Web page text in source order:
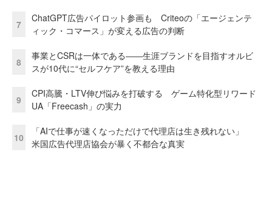
7
ChatGPT広告パイロット参画も Criteoの「エージェンテ
ィック・コマース」が変える広告の判断
8
事業とCSRは一体である――生涯ブランドを目指すオルビ
スが10代に“セルフケア”を教える理由
9
CPI高騰・LTV伸び悩みを打破する ゲーム特化型リワード
UA「Freecash」の実力
10
「AIで仕事が速くなっただけで代理店は生き残れない」
米国広告代理店協会が暴く不都合な真実